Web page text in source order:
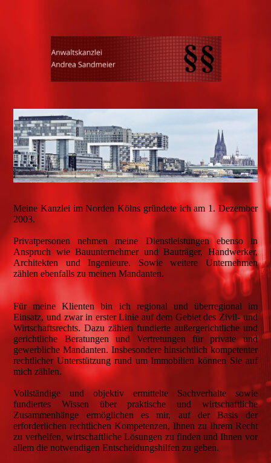
Meine Kanzlei im Norden Kölns gründete ich am 1. Dezember
2003.
Privatpersonen nehmen meine Dienstleistungen ebenso in
Anspruch wie Bauunternehmer und Bauträger, Handwerker,
Architekten und Ingenieure. Sowie weitere Unternehmen
zählen ebenfalls zu meinen Mandanten.
Für meine Klienten bin ich regional und überregional im
Einsatz, und zwar in erster Linie auf dem Gebiet des Zivil- und
Wirtschaftsrechts. Dazu zählen fundierte außergerichtliche und
gerichtliche Beratungen und Vertretungen für private und
gewerbliche Mandanten. Insbesondere hinsichtlich kompetenter
rechtlicher Unterstützung rund um Immobilien können Sie auf
mich zählen.
Vollständige und objektiv ermittelte Sachverhalte sowie
fundiertes Wissen über praktische und wirtschaftliche
Zusammenhänge ermöglichen es mir, auf der Basis der
erforderlichen rechtlichen Kompetenzen, Ihnen zu Ihrem Recht
zu verhelfen, wirtschaftliche Lösungen zu finden und Ihnen vor
allem die notwendigen Entscheidungshilfen zu geben.